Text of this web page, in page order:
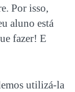
Por isso,
aluno está
fazer! E
utilizá-la